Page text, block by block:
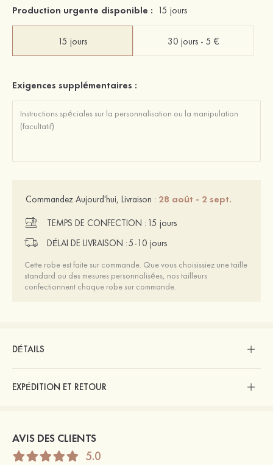
Production urgente disponible : 15 jours
15 jours 30 jours - 5 €
Exigences supplémentaires :
Commandez Aujourd'hui, Livraison : 28 août - 2 sept.
TEMPS DE CONFECTION : 15 jours
DÉLAI DE LIVRAISON :5-10 jours
Cette robe est faite sur commande. Que vous choisissiez une taille
standard ou des mesures personnalisées, nos tailleurs
confectionnent chaque robe sur commande.
DÉTAILS
EXPÉDITION ET RETOUR
AVIS DES CLIENTS
5.0